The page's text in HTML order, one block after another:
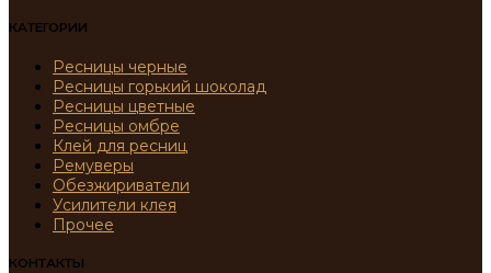
КАТЕГОРИИ
Ресницы черные
Ресницы горький шоколад
Ресницы цветные
Ресницы омбре
Клей для ресниц
Ремуверы
Обезжириватели
Усилители клея
Прочее
КОНТАКТЫ